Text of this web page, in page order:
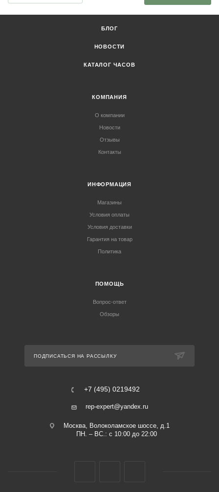
БЛОГ
НОВОСТИ
КАТАЛОГ ЧАСОВ
КОМПАНИЯ
О компании
Новости
Отзывы
Контакты
ИНФОРМАЦИЯ
Магазины
Условия оплаты
Условия доставки
Гарантия на товар
Политика
ПОМОЩЬ
Вопрос-ответ
Обзоры
ПОДПИСАТЬСЯ НА РАССЫЛКУ
+7 (495) 0219492
rep-expert@yandex.ru
Москва, Волоколамское шоссе, д.1
ПН. – ВС.: с 10:00 до 22:00